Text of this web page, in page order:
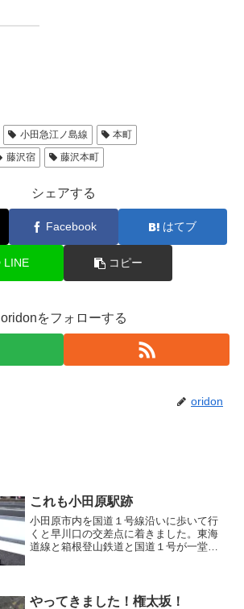
小田急江ノ島線
本町
藤沢宿 藤沢本町
シェアする
Facebook はてブ
LINE コピー
oridonをフォローする
oridon
これも小田原駅跡
小田原市内を国道１号線沿いに歩いて行
くと早川口の交差点に着きました。東海
道線と箱根登山鉄道と国道１号が一堂に
の小田原駅跡とあります。...
やってきました！権太坂！